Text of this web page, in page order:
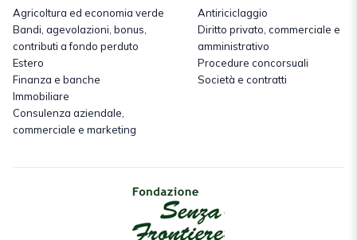
Agricoltura ed economia verde
Bandi, agevolazioni, bonus,
contributi a fondo perduto
Estero
Finanza e banche
Immobiliare
Consulenza aziendale,
commerciale e marketing
Antiriciclaggio
Diritto privato, commerciale e
amministrativo
Procedure concorsuali
Società e contratti